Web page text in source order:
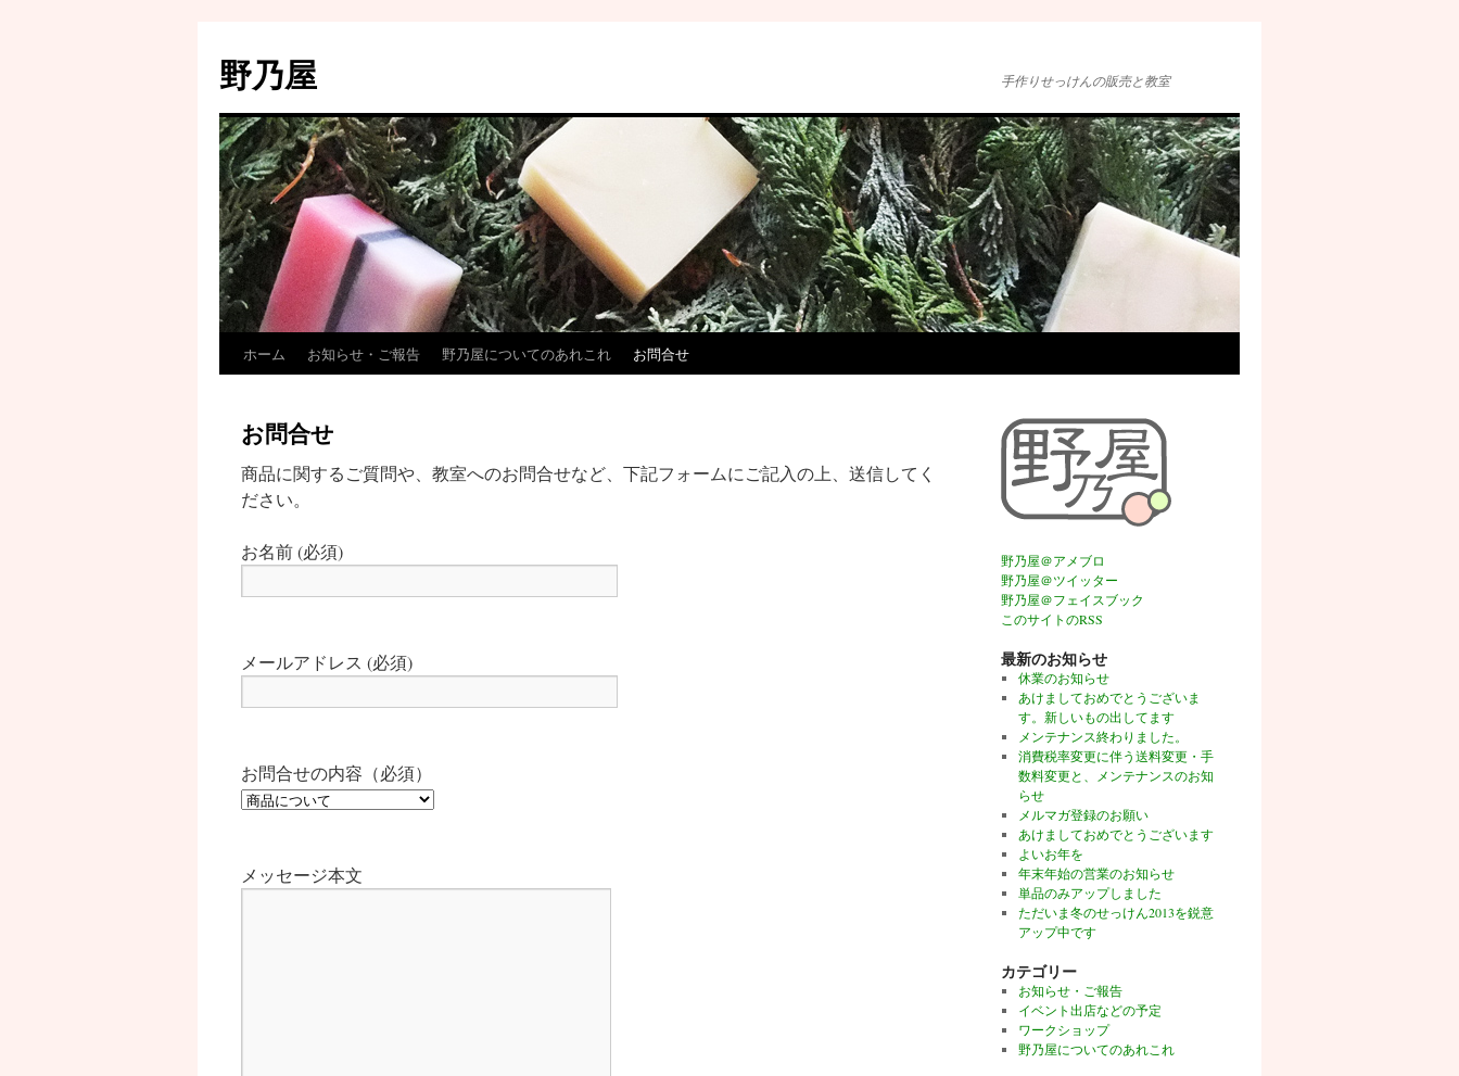
野乃屋 手作りせっけんの販売と教室
ホーム お知らせ・ご報告 野乃屋についてのあれこれ お問合せ
お問合せ
商品に関するご質問や、教室へのお問合せなど、下記フォームにご記入の上、送信してく
ださい。
お名前 (必須)
メールアドレス (必須)
お問合せの内容（必須）
メッセージ本文
野乃屋＠アメブロ
野乃屋＠ツイッター
野乃屋＠フェイスブック
このサイトのRSS
最新のお知らせ
休業のお知らせ
あけましておめでとうございま
す。新しいもの出してます
メンテナンス終わりました。
消費税率変更に伴う送料変更・手
数料変更と、メンテナンスのお知
らせ
メルマガ登録のお願い
あけましておめでとうございます
よいお年を
年末年始の営業のお知らせ
単品のみアップしました
ただいま冬のせっけん2013を鋭意
アップ中です
カテゴリー
お知らせ・ご報告
イベント出店などの予定
ワークショップ
野乃屋についてのあれこれ